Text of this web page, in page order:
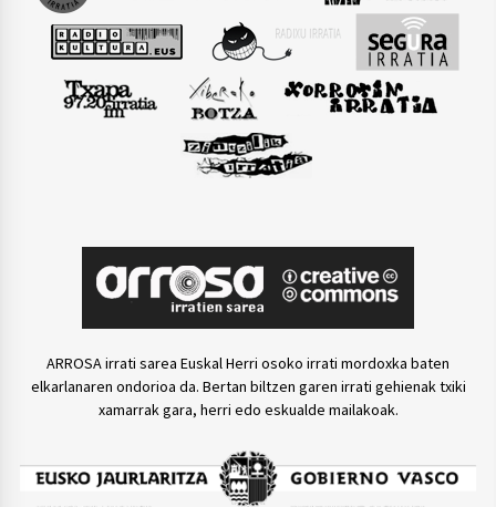
ARROSA irrati sarea Euskal Herri osoko irrati mordoxka baten
elkarlanaren ondorioa da. Bertan biltzen garen irrati gehienak txiki
xamarrak gara, herri edo eskualde mailakoak.